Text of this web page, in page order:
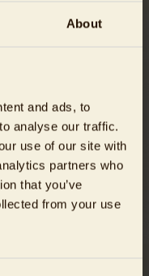
About
and ads, to
analyse our traffic.
use of our site with
partners who
that you’ve
from your use
erleben
leibliche Wohl
lädt die
ein.
der tierischen
Stelle. Die Wege
sodass keines der
gestört wird.
sich in